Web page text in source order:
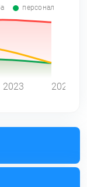
персонал
2023 2024